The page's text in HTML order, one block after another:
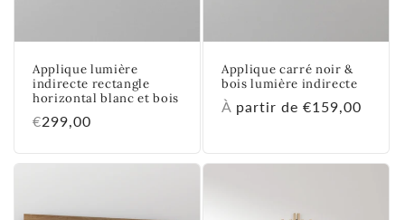
Applique lumière
indirecte rectangle
horizontal blanc et bois
Prix
€299,00
Applique carré noir &
bois lumière indirecte
PrixÀ partir de €159,00